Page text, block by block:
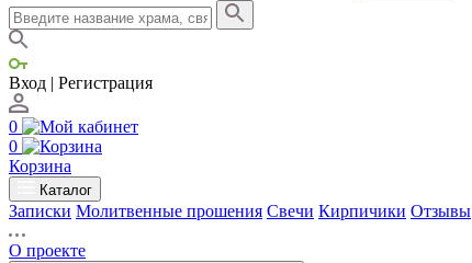
Вход | Регистрация
0
0
Корзина
Каталог
Записки Молитвенные прошения Свечи Кирпичики Отзывы
О проекте